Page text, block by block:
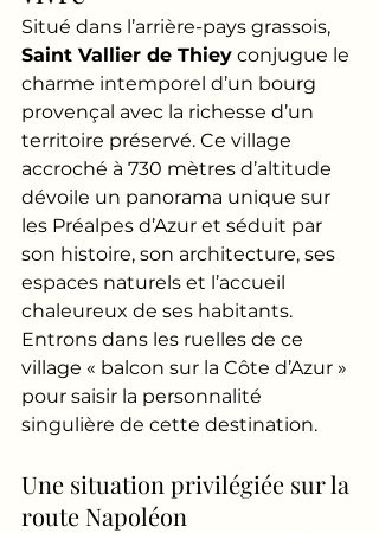
Situé dans l’arrière-pays grassois,
Saint Vallier de Thiey conjugue le
charme intemporel d’un bourg
provençal avec la richesse d’un
territoire préservé. Ce village
accroché à 730 mètres d’altitude
dévoile un panorama unique sur
les Préalpes d’Azur et séduit par
son histoire, son architecture, ses
espaces naturels et l’accueil
chaleureux de ses habitants.
Entrons dans les ruelles de ce
village « balcon sur la Côte d’Azur »
pour saisir la personnalité
singulière de cette destination.
Une situation privilégiée sur la
route Napoléon